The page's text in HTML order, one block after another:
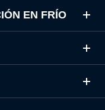
EN FRÍO